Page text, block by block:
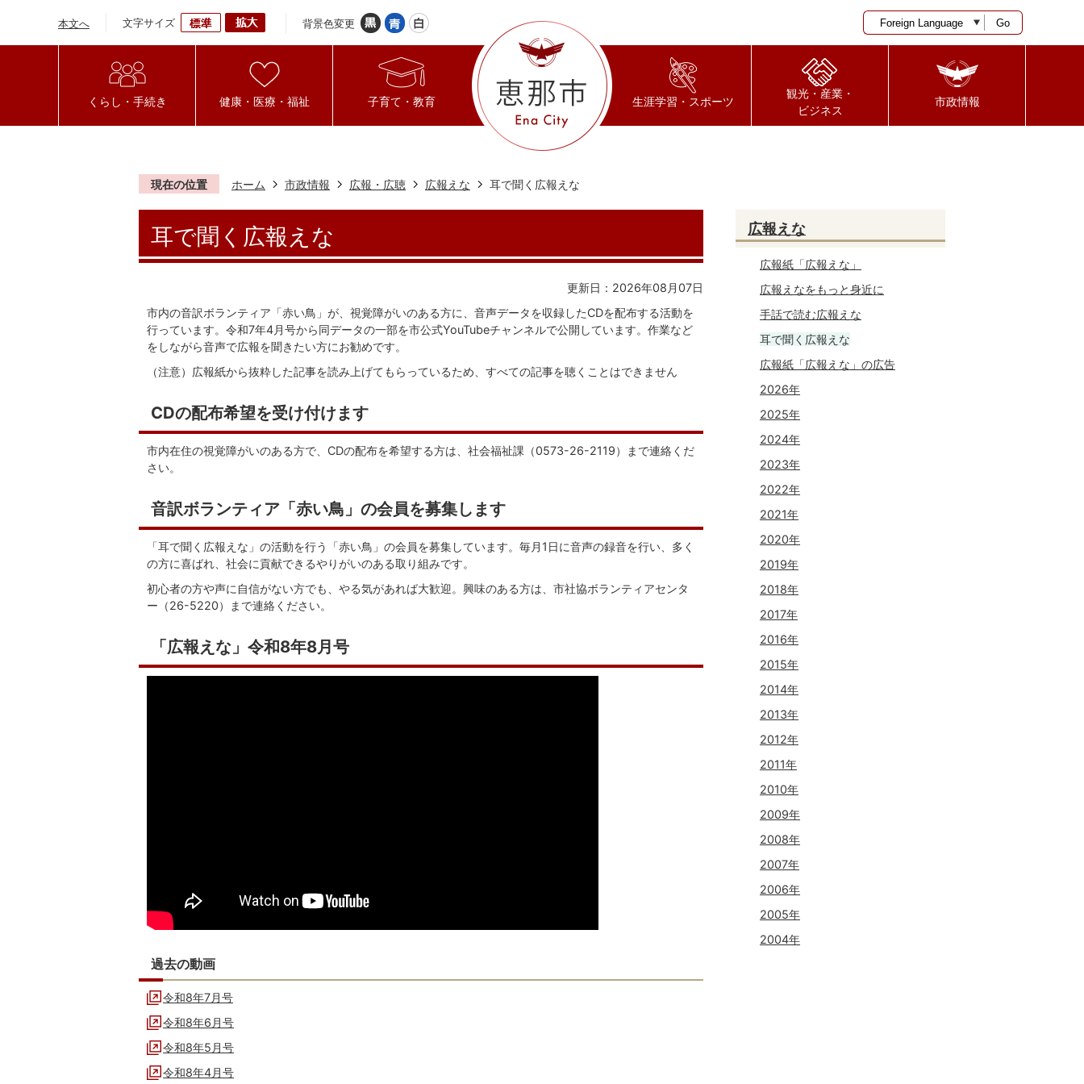
本文へ 文字サイズ 背景色変更 Go
くらし・手続き 健康・医療・福祉 子育て・教育 生涯学習・スポーツ
観光・産業・
ビジネス
市政情報
現在の位置 ホーム 市政情報 広報・広聴 広報えな 耳で聞く広報えな
耳で聞く広報えな
更新日：2026年08月07日
市内の音訳ボランティア「赤い鳥」が、視覚障がいのある方に、音声データを収録したCDを配布する活動を
行っています。令和7年4月号から同データの一部を市公式YouTubeチャンネルで公開しています。作業など
をしながら音声で広報を聞きたい方にお勧めです。
（注意）広報紙から抜粋した記事を読み上げてもらっているため、すべての記事を聴くことはできません
CDの配布希望を受け付けます
市内在住の視覚障がいのある方で、CDの配布を希望する方は、社会福祉課（0573-26-2119）まで連絡くだ
さい。
音訳ボランティア「赤い鳥」の会員を募集します
「耳で聞く広報えな」の活動を行う「赤い鳥」の会員を募集しています。毎月1日に音声の録音を行い、多く
の方に喜ばれ、社会に貢献できるやりがいのある取り組みです。
初心者の方や声に自信がない方でも、やる気があれば大歓迎。興味のある方は、市社協ボランティアセンタ
ー（26-5220）まで連絡ください。
「広報えな」令和8年8月号
過去の動画
令和8年7月号
令和8年6月号
令和8年5月号
令和8年4月号
広報えな
広報紙「広報えな」
広報えなをもっと身近に
手話で読む広報えな
耳で聞く広報えな
広報紙「広報えな」の広告
2026年
2025年
2024年
2023年
2022年
2021年
2020年
2019年
2018年
2017年
2016年
2015年
2014年
2013年
2012年
2011年
2010年
2009年
2008年
2007年
2006年
2005年
2004年